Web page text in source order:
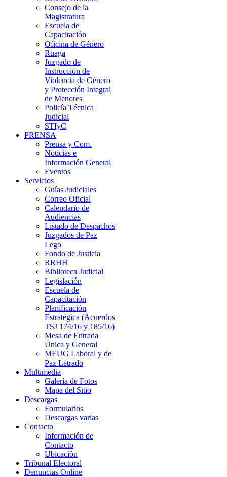
Consejo de la
Magistratura
Escuela de
Capacitación
Oficina de Género
Ruaga
Juzgado de
Instrucción de
Violencia de Género
y Protección Integral
de Menores
Policía Técnica
Judicial
STIyC
PRENSA
Prensa y Com.
Noticias e
Información General
Eventos
Servicios
Guías Judiciales
Correo Oficial
Calendario de
Audiencias
Listado de Despachos
Juzgados de Paz
Lego
Fondo de Justicia
RRHH
Biblioteca Judicial
Legislación
Escuela de
Capacitación
Planificación
Estratégica (Acuerdos
TSJ 174/16 y 185/16)
Mesa de Entrada
Única y General
MEUG Laboral y de
Paz Letrado
Multimedia
Galería de Fotos
Mapa del Sitio
Descargas
Formularios
Descargas varias
Contacto
Información de
Contacto
Ubicación
Tribunal Electoral
Denuncias Online